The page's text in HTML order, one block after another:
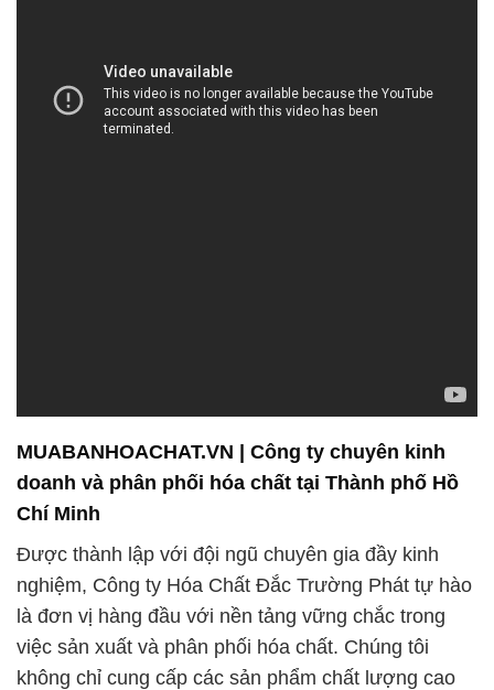
MUABANHOACHAT.VN | Công ty chuyên kinh
doanh và phân phối hóa chất tại Thành phố Hồ
Chí Minh
Được thành lập với đội ngũ chuyên gia đầy kinh
nghiệm, Công ty Hóa Chất Đắc Trường Phát tự hào
là đơn vị hàng đầu với nền tảng vững chắc trong
việc sản xuất và phân phối hóa chất. Chúng tôi
không chỉ cung cấp các sản phẩm chất lượng cao